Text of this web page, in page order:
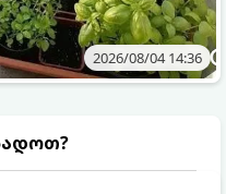
2026/08/04 14:36